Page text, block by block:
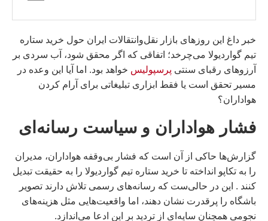
خبر داغ این روزهای بازار نقل‌وانتقالات ایران حول خرید ستاره
تیم گواردیولا می‌چرخد؛ اتفاقی که اگر محقق شود، آب سردی بر
آرزوهای رقبای سنتی پرسپولیس خواهد بود. اما آیا این وعده در
مسیر تحقق است یا فقط ابزاری تبلیغاتی برای آرام کردن
هواداران؟
فشار هواداران و سیاست رسانه‌ای
گزارش‌ها حاکی از آن است که فشار بی‌وقفه هواداران، مدیران
را ‌به‌ تکاپو انداخته تا خرید ستاره تیم گواردیولا را به حقیقت تبدیل
کنند . این در حالی‌ست که رسانه‌های رسمی تلاش دارند تصویر
باشگاه را پرقدرت نشان دهند،‌ اما واقعیت‌هایی مثل هزینه‌های
نجومی همچنان سایه‌ای از تردید بر این ادعا می‌اندازد.